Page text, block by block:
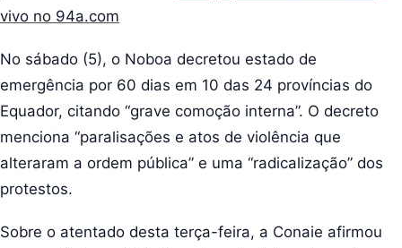
vivo no 94a.com
No sábado (5), o Noboa decretou estado de
emergência por 60 dias em 10 das 24 províncias do
Equador, citando “grave comoção interna”. O decreto
menciona “paralisações e atos de violência que
alteraram a ordem pública” e uma “radicalização” dos
protestos.
Sobre o atentado desta terça-feira, a Conaie afirmou